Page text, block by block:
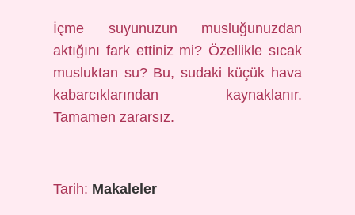
İçme suyunuzun musluğunuzdan
aktığını fark ettiniz mi? Özellikle sıcak
musluktan su? Bu, sudaki küçük hava
kabarcıklarından kaynaklanır.
Tamamen zararsız.
Tarih: Makaleler